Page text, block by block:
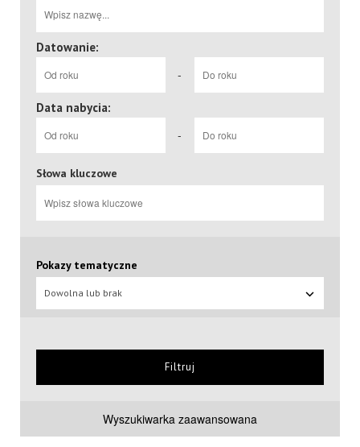
Datowanie:
-
Data nabycia:
-
Słowa kluczowe
Pokazy tematyczne
Dowolna lub brak
Filtruj
Wyszukiwarka zaawansowana